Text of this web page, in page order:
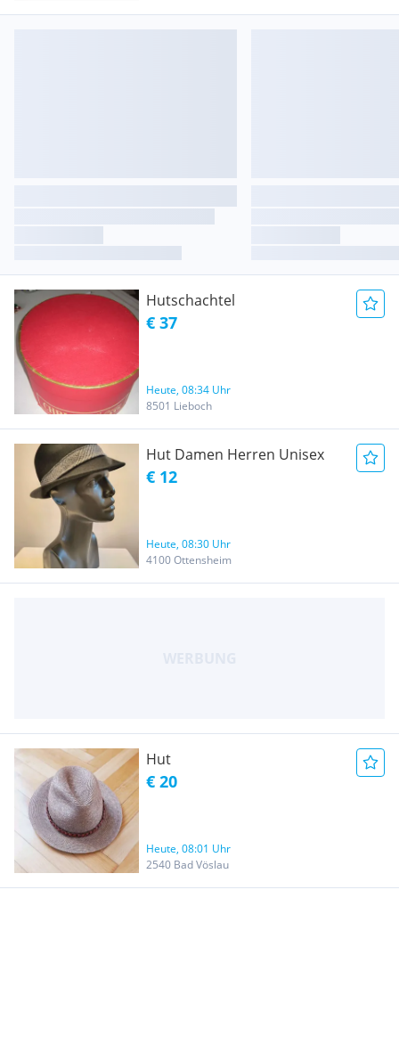
Hutschachtel
€ 37
Heute, 08:34 Uhr
8501 Lieboch
Hut Damen Herren Unisex
€ 12
Heute, 08:30 Uhr
4100 Ottensheim
Hut
€ 20
Heute, 08:01 Uhr
2540 Bad Vöslau